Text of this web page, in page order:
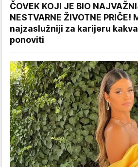
ČOVEK KOJI JE BIO
NESTVARNE ŽIVOTNE
najzaslužniji za karijeru
ponoviti